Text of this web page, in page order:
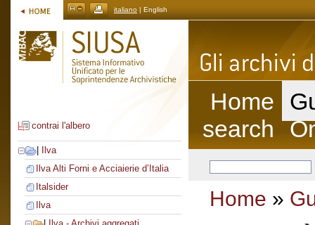
italiano | English
contrai l'albero
Ilva
Ilva Alti Forni e Acciaierie d’Italia
Italsider
Ilva
Home
search
Home »